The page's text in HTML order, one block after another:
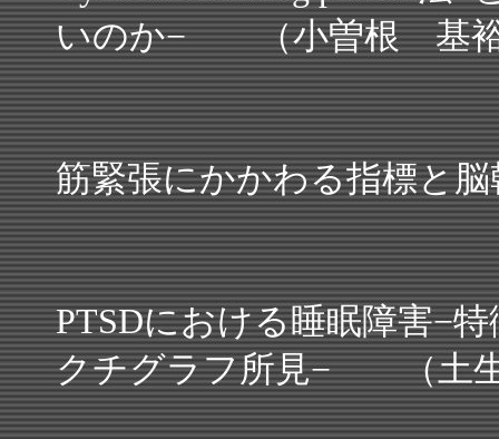
いのか− （小曽根 基
筋緊張にかかわる指標
PTSDにおける睡眠障害−
クチグラフ所見− （土